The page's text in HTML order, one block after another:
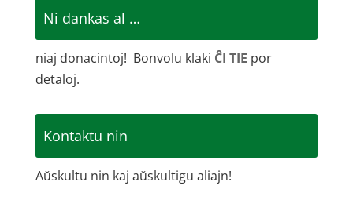
Ni dankas al …
niaj donacintoj! Bonvolu klaki ĈI TIE por
detaloj.
Kontaktu nin
Aŭskultu nin kaj aŭskultigu aliajn!